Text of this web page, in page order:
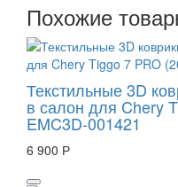
Похожие
Текстильные 3D
в салон для Chery
EMC3D-001421
6 900 Р